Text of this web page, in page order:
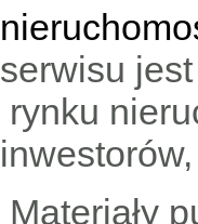
serwisu
rynku
Materiały